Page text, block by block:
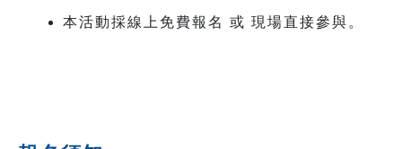
本活動採線上免費報名 或 現場直接參與。